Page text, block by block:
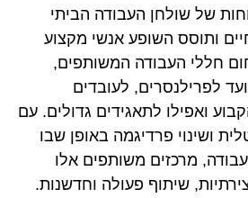
של שולחן העבודה הביתי
ותוסס השופע אנשי מקצוע
חללי העבודה המשותפים,
לפרילנסרים, לעובדים
ואפילו לתאגידים גדולים. עם
ושינוי פרדיגמה באופן שבו
מרכזים משותפים אלו
שיתוף פעולה וחדשנות.